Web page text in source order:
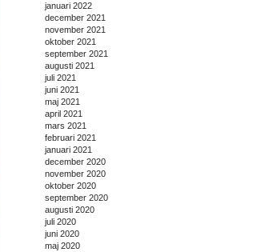
januari 2022
december 2021
november 2021
oktober 2021
september 2021
augusti 2021
juli 2021
juni 2021
maj 2021
april 2021
mars 2021
februari 2021
januari 2021
december 2020
november 2020
oktober 2020
september 2020
augusti 2020
juli 2020
juni 2020
maj 2020